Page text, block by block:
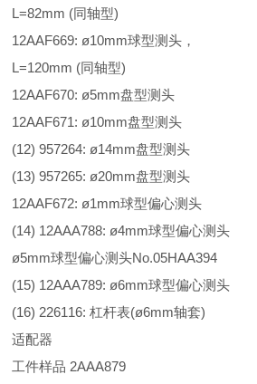
L=82mm (同轴型)
12AAF669: ø10mm球型测头，
L=120mm (同轴型)
12AAF670: ø5mm盘型测头
12AAF671: ø10mm盘型测头
(12) 957264: ø14mm盘型测头
(13) 957265: ø20mm盘型测头
12AAF672: ø1mm球型偏心测头
(14) 12AAA788: ø4mm球型偏心测头
ø5mm球型偏心测头No.05HAA394
(15) 12AAA789: ø6mm球型偏心测头
(16) 226116: 杠杆表(ø6mm轴套)
适配器
工件样品 2AAA879